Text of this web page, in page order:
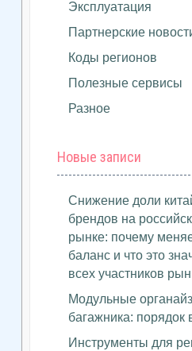
Эксплуатация
Партнерские
Коды регионов
Полезные сервисы
Разное
Новые записи
Снижение доли
брендов на
рынке: почему
баланс и что это
всех участников
Модульные
багажника: порядок
Инструменты для